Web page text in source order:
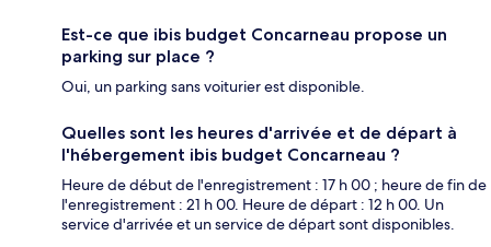
Est-ce que ibis budget Concarneau propose un
parking sur place ?
Oui, un parking sans voiturier est disponible.
Quelles sont les heures d'arrivée et de départ à
l'hébergement ibis budget Concarneau ?
Heure de début de l'enregistrement : 17 h 00 ; heure de fin de
l'enregistrement : 21 h 00. Heure de départ : 12 h 00. Un
service d'arrivée et un service de départ sont disponibles.